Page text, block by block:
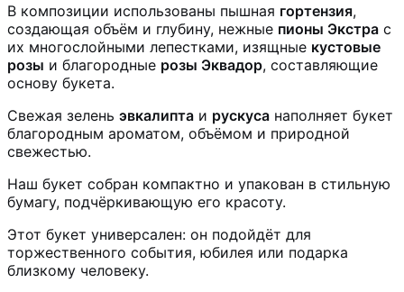
В композиции использованы пышная гортензия,
создающая объём и глубину, нежные пионы Экстра с
их многослойными лепестками, изящные кустовые
розы и благородные розы Эквадор, составляющие
основу букета.
Свежая зелень эвкалипта и рускуса наполняет букет
благородным ароматом, объёмом и природной
свежестью.
Наш букет собран компактно и упакован в стильную
бумагу, подчёркивающую его красоту.
Этот букет универсален: он подойдёт для
торжественного события, юбилея или подарка
близкому человеку.